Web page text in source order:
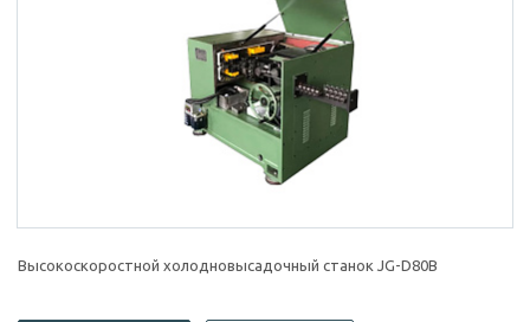
Высокоскоростной холодновысадочный станок JG-D80B